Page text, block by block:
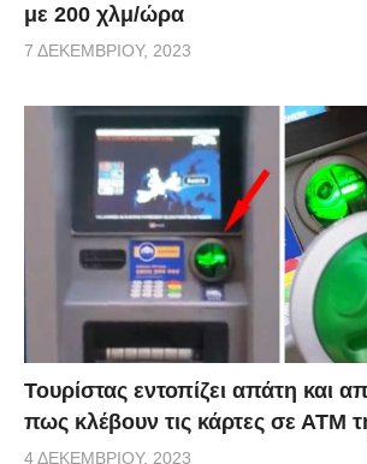
με 200 χλμ/ώρα
7 ΔΕΚΕΜΒΡΊΟΥ, 2023
Τουρίστας εντοπίζει απάτη και
πως κλέβουν τις κάρτες σε ΑΤΜ
4 ΔΕΚΕΜΒΡΊΟΥ, 2023